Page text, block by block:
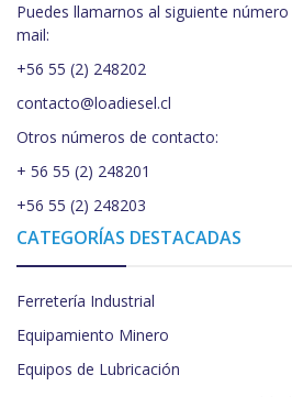
Puedes llamarnos al siguiente
mail:
+56 55 (2) 248202
contacto@loadiesel.cl
Otros números de contacto:
+ 56 55 (2) 248201
+56 55 (2) 248203
CATEGORÍAS DESTACADAS
Ferretería Industrial
Equipamiento Minero
Equipos de Lubricación